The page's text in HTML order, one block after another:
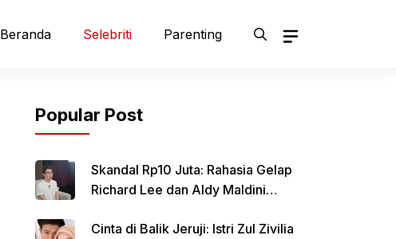
Beranda Selebriti Parenting
Popular Post
Skandal Rp10 Juta: Rahasia Gelap
Richard Lee dan Aldy Maldini
Cinta di Balik Jeruji: Istri Zul Zivilia